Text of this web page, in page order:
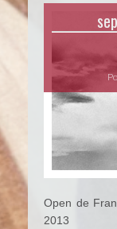
Open de
2013